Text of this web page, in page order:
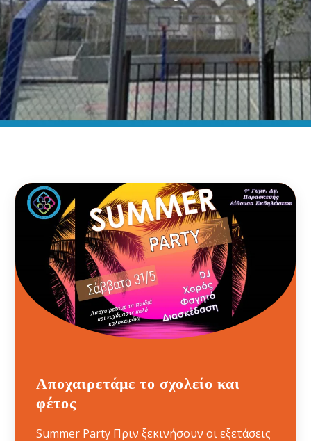
Αποχαιρετάμε το σχολείο και
φέτος
Summer Party Πριν ξεκινήσουν οι εξετάσεις